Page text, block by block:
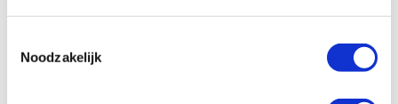
Noodzakelijk
flexibility. Hoadley does not follow a rigid
"keying out" system commonly presented in
most other wood-identification texts. Rather,
he makes use of a combination of procedures